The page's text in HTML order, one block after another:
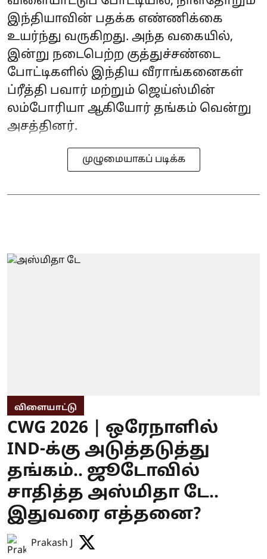
இந்தியாவின் பதக்க எண்ணிக்கை
உயர்ந்து வருகிறது. அந்த வகையில்,
இன்று நடைபெற்ற குத்துச்சண்டை
போட்டிகளில் இந்திய வீராங்கனைகள்
ப்ரீத்தி பவார் மற்றும் ஜெய்ஸ்மின்
லம்போரியா ஆகியோர் தங்கம் வென்று
அசத்தினர்.
முழுமையாகப் படிக்க
விளையாட்டு
CWG 2026 | ஒரேநாளில்
IND-க்கு அடுத்தடுத்து
தங்கம்.. ஜூடோவில்
சாதித்த அஸ்மிதா டே..
இதுவரை எத்தனை?
Prakash J